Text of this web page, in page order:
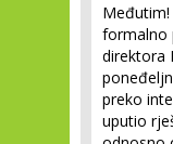
formalno
direktora
preko
uputio